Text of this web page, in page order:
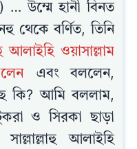
উম্মে হানী বিনত
থেকে বর্ণিত, তিনি
আলাইহি ওয়াসাল্লাম
এবং বললেন,
কি? আমি বললাম,
ও সিরকা ছাড়া
আলাইহি